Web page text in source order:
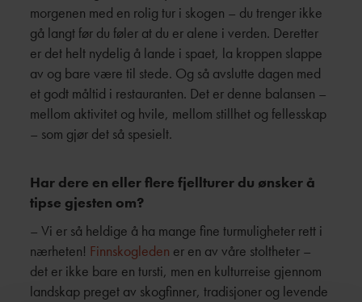
morgenen med en rolig tur i skogen – du trenger ikke
gå langt før du føler at du er alene i verden. Deretter
er det helt nydelig å lande i spaet, la kroppen slappe
av og bare være til stede. Og så avslutte dagen med
et godt måltid i restauranten. Det er denne balansen –
mellom aktivitet og hvile, mellom stillhet og fellesskap
– som gjør det så spesielt.
Har dere en eller flere fjellturer du ønsker å
tipse gjesten om?
– Vi er så heldige å ha mange fine turmuligheter rett i
nærheten! Finnskogleden er en av våre stoltheter –
det er ikke bare en tursti, men en kulturreise gjennom
landskap preget av skogfinner, tradisjoner og levende